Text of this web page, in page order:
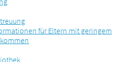
für Eltern mit geringem